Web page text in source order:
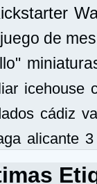
juego de
icehouse
cádiz
alicante